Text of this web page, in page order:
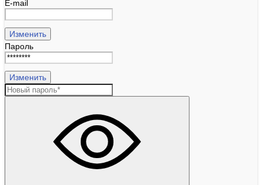
E-mail
Изменить
Пароль
Изменить